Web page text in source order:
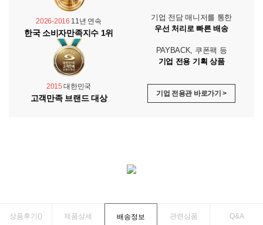
2026-2016 11년 연속
한국 소비자만족지수 1위
2015 대한민국
고객만족 브랜드 대상
기업 전담 매니저를 통한
우선 처리로 빠른 배송
PAYBACK, 쿠폰팩 등
기업 전용 기획 상품
기업 전용관 바로가기 >
상품후기() 제품상세 배송정보 관련상품 Q&A